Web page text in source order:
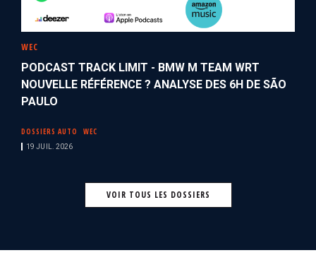
WEC
PODCAST TRACK LIMIT - BMW M TEAM WRT
NOUVELLE RÉFÉRENCE ? ANALYSE DES 6H DE SÃO
PAULO
DOSSIERS AUTO WEC
19 JUIL. 2026
VOIR TOUS LES DOSSIERS